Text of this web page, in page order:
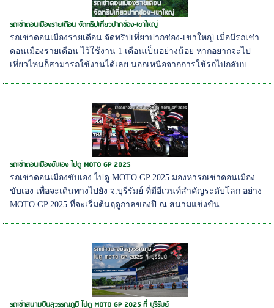
รถเช่าดอนเมืองรายเดือน จัดทริปเที่ยวปากช่อง-เขาใหญ่
รถเช่าดอนเมืองรายเดือน จัดทริปเที่ยวปากช่อง-เขาใหญ่ เมื่อมีรถเช่า
ดอนเมืองรายเดือน ไว้ใช้งาน 1 เดือนเป็นอย่างน้อย หากอยากจะไป
เที่ยวไหนก็สามารถใช้งานได้เลย นอกเหนือจากการใช้รถไปกลับบ...
รถเช่าดอนเมืองขับเอง ไปดู MOTO GP 2025
รถเช่าดอนเมืองขับเอง ไปดู MOTO GP 2025 มองหารถเช่าดอนเมือง
ขับเอง เพื่อจะเดินทางไปยัง จ.บุรีรัมย์ ที่มีอีเวนท์สำคัญระดับโลก อย่าง
MOTO GP 2025 ที่จะเริ่มต้นฤดูกาลของปี ณ สนามแข่งขัน...
รถเช่าสนามบินสุวรรณภูมิ ไปดู MOTO GP 2025 ที่ บุรีรัมย์